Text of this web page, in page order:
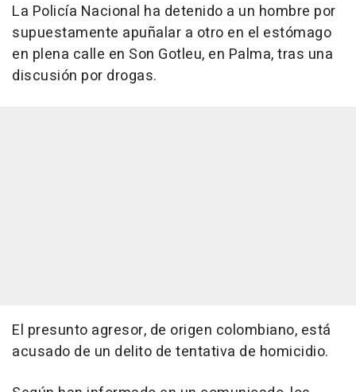
La Policía Nacional ha detenido a un hombre por
supuestamente apuñalar a otro en el estómago
en plena calle en Son Gotleu, en Palma, tras una
discusión por drogas.
El presunto agresor, de origen colombiano, está
acusado de un delito de tentativa de homicidio.